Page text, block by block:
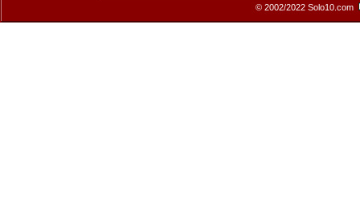
© 2002/2022 Solo10.com